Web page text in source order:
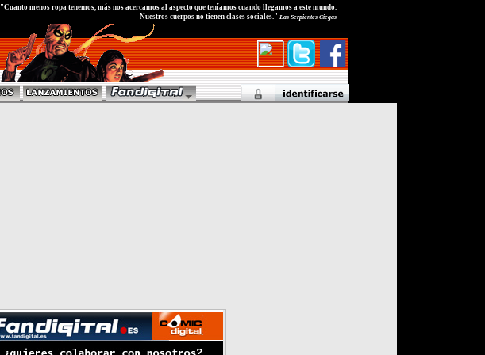
"Cuanto menos ropa tenemos, más nos acercamos al aspecto que teníamos cuando llegamos a este mundo.
Nuestros cuerpos no tienen clases sociales." Las Serpientes Ciegas